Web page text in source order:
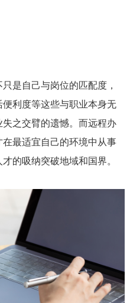
是自己与岗位的匹配度，
利度等这些与职业本身无
之交臂的遗憾。而远程办
最适宜自己的环境中从事
的吸纳突破地域和国界。